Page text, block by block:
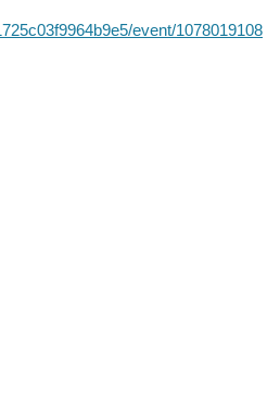
event/1078019108